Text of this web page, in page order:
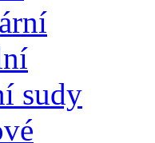
sudy